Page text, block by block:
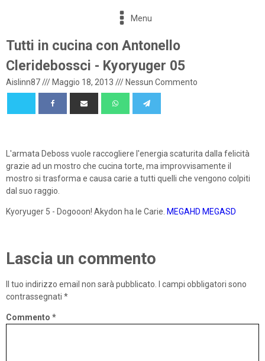
Menu
Tutti in cucina con Antonello
Cleridebossci - Kyoryuger 05
Aislinn87/// Maggio 18, 2013 /// Nessun Commento
L'armata Deboss vuole raccogliere l'energia scaturita dalla felicità
grazie ad un mostro che cucina torte, ma improvvisamente il
mostro si trasforma e causa carie a tutti quelli che vengono colpiti
dal suo raggio.
Kyoryuger 5 - Dogooon! Akydon ha le Carie. MEGAHD MEGASD
Lascia un commento
Il tuo indirizzo email non sarà pubblicato.
I campi obbligatori sono
contrassegnati *
Commento *